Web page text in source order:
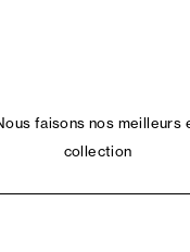
faisons nos
collection